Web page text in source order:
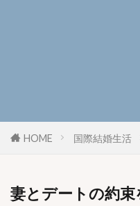
HOME 国際結婚生活
妻とデートの約